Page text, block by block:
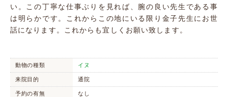
い。この丁寧な仕事ぶりを見れば、腕の良い先生である事
は明らかです。これからこの地にいる限り金子先生にお世
話になります。これからも宜しくお願い致します。
動物の種類 イヌ
来院目的 通院
予約の有無 なし